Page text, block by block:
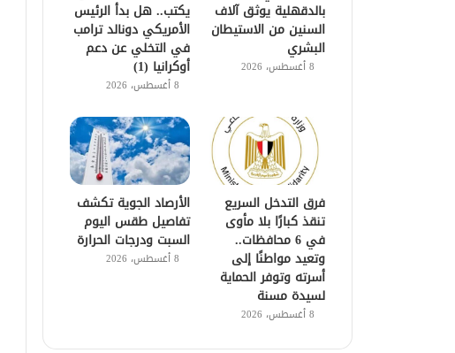
بالدقهلية يوثق آلاف
السنين من الاستيطان
البشري
8 أغسطس، 2026
يكتب.. هل بدأ الرئيس
الأمريكي دونالد ترامب
في التخلي عن دعم
أوكرانيا (1)
8 أغسطس، 2026
فرق التدخل السريع
تنقذ كبارًا بلا مأوى
في 6 محافظات..
وتعيد مواطنًا إلى
أسرته وتوفر الحماية
لسيدة مسنة
8 أغسطس، 2026
الأرصاد الجوية تكشف
تفاصيل طقس اليوم
السبت ودرجات الحرارة
8 أغسطس، 2026